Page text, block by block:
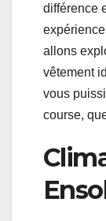
différence
allons
vêtement
vous
course,